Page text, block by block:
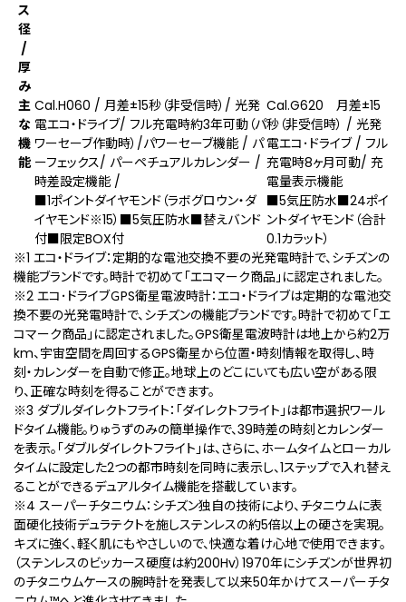
ス
径
/
厚
み
主
な
機
能
Cal.H060 / 月差±15秒（非受信時）/ 光発
電エコ・ドライブ/ フル充電時約3年可動（パ
ワーセーブ作動時）/パワーセーブ機能 / パ
ーフェックス/ パーペチュアルカレンダー /
時差設定機能 /
■1ポイントダイヤモンド（ラボグロウン・ダ
イヤモンド※15）■5気圧防水■替えバンド
付■限定BOX付
Cal.G620 月差±15
秒（非受信時） / 光発
電エコ･ドライブ / フル
充電時8ヶ月可動/ 充
電量表示機能
■5気圧防水■24ポイ
ントダイヤモンド（合計
0.1カラット）
※1 エコ・ドライブ：定期的な電池交換不要の光発電時計で、シチズンの
機能ブランドです。時計で初めて「エコマーク商品」に認定されました。
※2 エコ･ドライブＧPS衛星電波時計：エコ・ドライブは定期的な電池交
換不要の光発電時計で、シチズンの機能ブランドです。時計で初めて「エ
コマーク商品」に認定されました。GPS衛星電波時計は地上から約2万
km、宇宙空間を周回するGPS衛星から位置・時刻情報を取得し、時
刻・カレンダーを自動で修正。地球上のどこにいても広い空がある限
り、正確な時刻を得ることができます。
※3 ダブルダイレクトフライト：「ダイレクトフライト」は都市選択ワール
ドタイム機能。りゅうずのみの簡単操作で、39時差の時刻とカレンダー
を表示。「ダブルダイレクトフライト」は、さらに、ホームタイムとローカル
タイムに設定した2つの都市時刻を同時に表示し、1ステップで入れ替え
ることができるデュアルタイム機能を搭載しています。
※4 スーパーチタニウム：シチズン独自の技術により、チタニウムに表
面硬化技術デュラテクトを施しステンレスの約5倍以上の硬さを実現。
キズに強く、軽く肌にもやさしいので、快適な着け心地で使用できます。
（ステンレスのビッカース硬度は約200Hv）1970年にシチズンが世界初
のチタニウムケースの腕時計を発表して以来50年かけてスーパーチタ